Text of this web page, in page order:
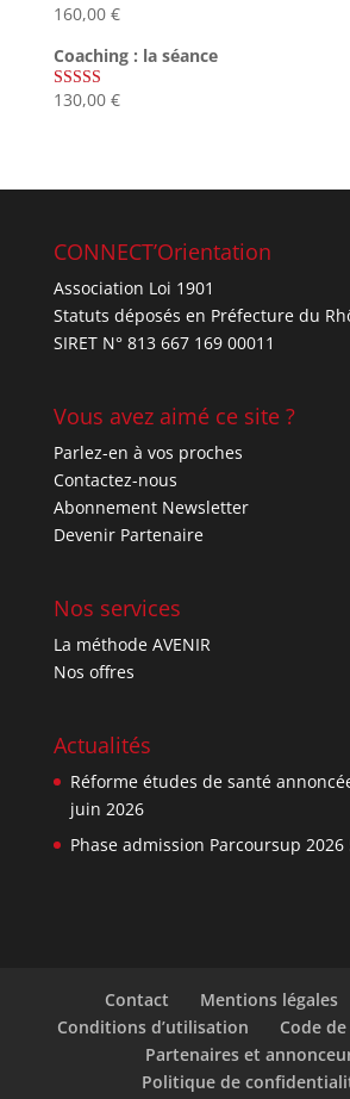
Note5.00
160,00 €
Coaching : la séance
Note4.67
130,00 €
CONNECT’Orientation
Association Loi 1901
Statuts déposés en Préfecture du
SIRET N° 813 667 169 00011
Vous avez aimé ce site ?
Parlez-en à vos proches
Contactez-nous
Abonnement Newsletter
Devenir Partenaire
Nos services
La méthode AVENIR
Nos offres
Actualités
Réforme études de santé
juin 2026
Phase admission Parcoursup 2026
Contact Mentions légales
Conditions d’utilisation
Code
Partenaires et
Politique de